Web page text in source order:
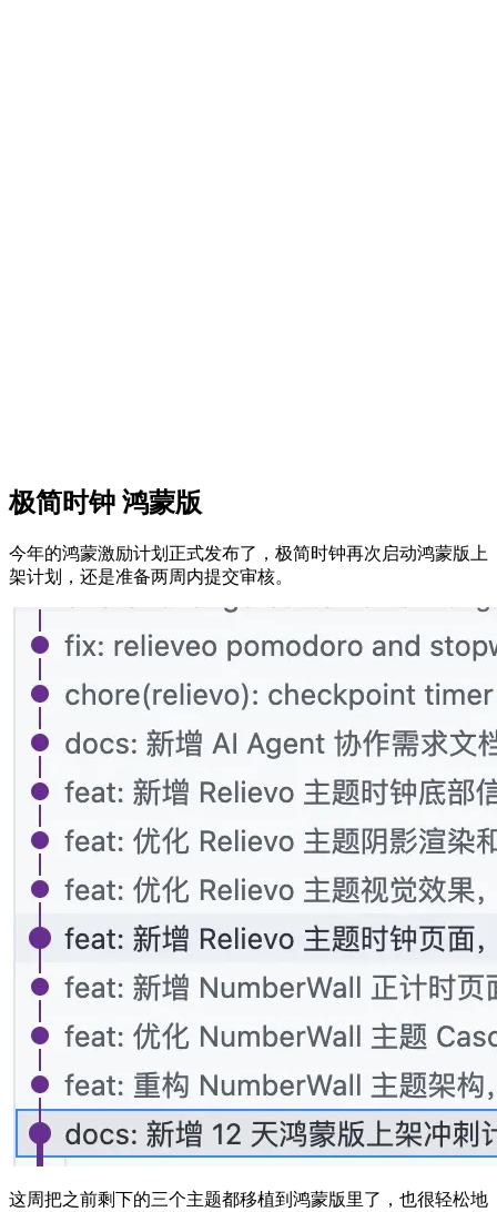
极简时钟 鸿蒙版
今年的鸿蒙激励计划正式发布了，极简时钟再次启动鸿蒙版上
架计划，还是准备两周内提交审核。
这周把之前剩下的三个主题都移植到鸿蒙版里了，也很轻松地